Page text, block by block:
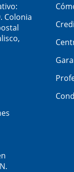
Colonia